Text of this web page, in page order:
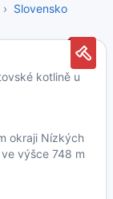
Slovensko
kotlině u
okraji Nízkých
výšce 748 m